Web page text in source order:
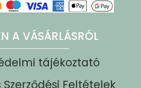
A VÁSÁRLÁSRÓL
tájékoztató
Feltételek